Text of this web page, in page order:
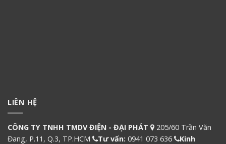
LIÊN HỆ
CÔNG TY TNHH TMDV ĐIỆN - ĐẠI PHÁT
205/60 Trần Văn
Đang, P.11, Q.3, TP.HCM
Tư vấn: 0941 073 636
Kinh